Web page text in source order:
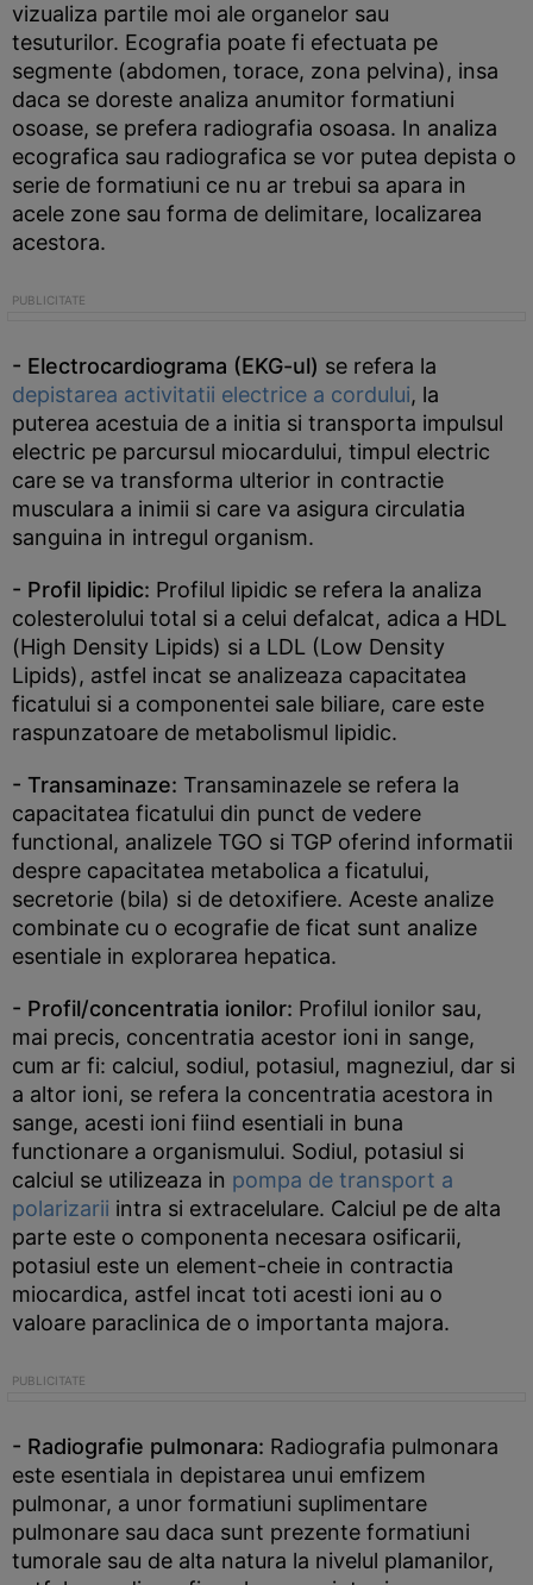
vizualiza partile moi ale organelor sau
tesuturilor. Ecografia poate fi efectuata pe
segmente (abdomen, torace, zona pelvina), insa
daca se doreste analiza anumitor formatiuni
osoase, se prefera radiografia osoasa. In analiza
ecografica sau radiografica se vor putea depista o
serie de formatiuni ce nu ar trebui sa apara in
acele zone sau forma de delimitare, localizarea
acestora.
- Electrocardiograma (EKG-ul) se refera la
depistarea activitatii electrice a cordului, la
puterea acestuia de a initia si transporta impulsul
electric pe parcursul miocardului, timpul electric
care se va transforma ulterior in contractie
musculara a inimii si care va asigura circulatia
sanguina in intregul organism.
- Profil lipidic: Profilul lipidic se refera la analiza
colesterolului total si a celui defalcat, adica a HDL
(High Density Lipids) si a LDL (Low Density
Lipids), astfel incat se analizeaza capacitatea
ficatului si a componentei sale biliare, care este
raspunzatoare de metabolismul lipidic.
- Transaminaze: Transaminazele se refera la
capacitatea ficatului din punct de vedere
functional, analizele TGO si TGP oferind informatii
despre capacitatea metabolica a ficatului,
secretorie (bila) si de detoxifiere. Aceste analize
combinate cu o ecografie de ficat sunt analize
esentiale in explorarea hepatica.
- Profil/concentratia ionilor: Profilul ionilor sau,
mai precis, concentratia acestor ioni in sange,
cum ar fi: calciul, sodiul, potasiul, magneziul, dar si
a altor ioni, se refera la concentratia acestora in
sange, acesti ioni fiind esentiali in buna
functionare a organismului. Sodiul, potasiul si
calciul se utilizeaza in pompa de transport a
polarizarii intra si extracelulare. Calciul pe de alta
parte este o componenta necesara osificarii,
potasiul este un element-cheie in contractia
miocardica, astfel incat toti acesti ioni au o
valoare paraclinica de o importanta majora.
- Radiografie pulmonara: Radiografia pulmonara
este esentiala in depistarea unui emfizem
pulmonar, a unor formatiuni suplimentare
pulmonare sau daca sunt prezente formatiuni
tumorale sau de alta natura la nivelul plamanilor,